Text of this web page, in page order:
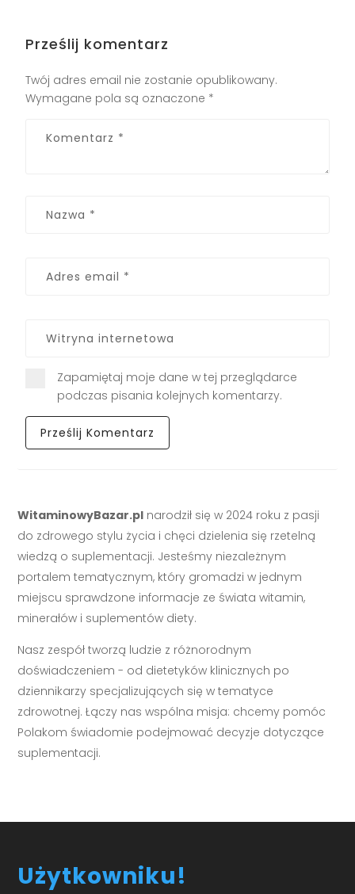
Prześlij komentarz
Twój adres email nie zostanie opublikowany.
Wymagane pola są oznaczone *
Zapamiętaj moje dane w tej przeglądarce
podczas pisania kolejnych komentarzy.
WitaminowyBazar.pl narodził się w 2024 roku z pasji
do zdrowego stylu życia i chęci dzielenia się rzetelną
wiedzą o suplementacji. Jesteśmy niezależnym
portalem tematycznym, który gromadzi w jednym
miejscu sprawdzone informacje ze świata witamin,
minerałów i suplementów diety.
Nasz zespół tworzą ludzie z różnorodnym
doświadczeniem - od dietetyków klinicznych po
dziennikarzy specjalizujących się w tematyce
zdrowotnej. Łączy nas wspólna misja: chcemy pomóc
Polakom świadomie podejmować decyzje dotyczące
suplementacji.
Użytkowniku!